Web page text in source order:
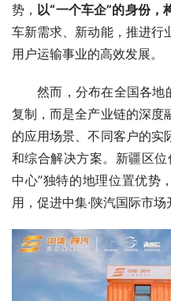
势， 以“一个车企”的身份，
车新需求、新动能，推进行
用户运输事业的高效发展。
然而，分布在全国各地
复制，而是全产业链的深度
的应用场景、不同客户的实
和综合解决方案。新疆区
中心”独特的地理位置优势
用，促进中集·陕汽国际市场